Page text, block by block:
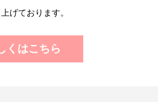
げております。
くはこちら